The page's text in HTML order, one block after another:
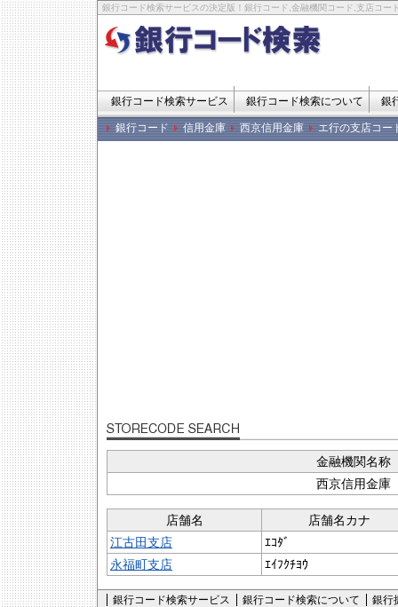
銀行コード検索サービスの決定版！銀行コード,金融機関コード,支店コー
銀行コード検索サービス 銀行コード検索について 銀
銀行コード 信用金庫 西京信用金庫 エ行の支店コー
金融機関名称
西京信用金庫
店舗名
店舗名カナ
江古田支店
ｴｺﾀﾞ
永福町支店
ｴｲﾌｸﾁﾖｳ
銀行コード検索サービス 銀行コード検索について
銀行